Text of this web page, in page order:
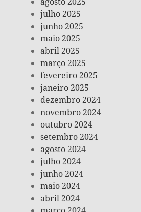
julho 2025
junho 2025
maio 2025
abril 2025
março 2025
fevereiro 2025
janeiro 2025
dezembro 2024
novembro 2024
outubro 2024
setembro 2024
agosto 2024
julho 2024
junho 2024
maio 2024
abril 2024